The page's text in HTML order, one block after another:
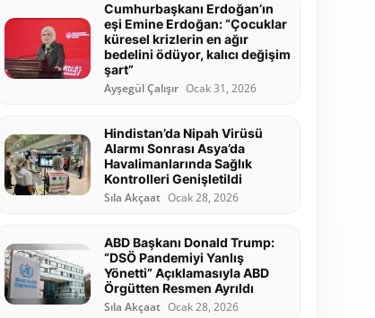
Cumhurbaşkanı Erdoğan’ın
eşi Emine Erdoğan: “Çocuklar
küresel krizlerin en ağır
bedelini ödüyor, kalıcı değişim
şart”
Ayşegül Çalışır Ocak 31, 2026
Hindistan’da Nipah Virüsü
Alarmı Sonrası Asya’da
Havalimanlarında Sağlık
Kontrolleri Genişletildi
Sıla Akçaat Ocak 28, 2026
ABD Başkanı Donald Trump:
“DSÖ Pandemiyi Yanlış
Yönetti” Açıklamasıyla ABD
Örgütten Resmen Ayrıldı
Sıla Akçaat Ocak 28, 2026